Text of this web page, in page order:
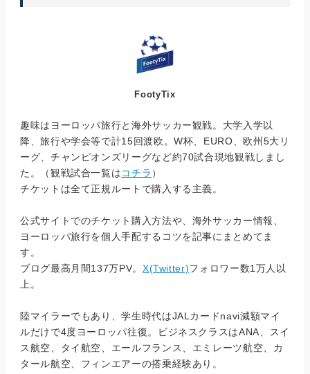
FootyTix
趣味はヨーロッパ旅行と海外サッカー観戦。大学入学以
降、旅行や学会等で計15回渡欧。W杯、EURO、欧州5大リ
ーグ、チャンピオンズリーグなど約70試合現地観戦しまし
た。（観戦試合一覧はコチラ ）
チケットは全て正規ルートで購入する主義。
公式サイトでのチケット購入方法や、海外サッカー情報、
ヨーロッパ旅行を個人手配するコツを記事にまとめてま
す。
ブログ最高月間137万PV。 X(Twitter)フォロワー数1万人以
上。
陸マイラーでもあり、学生時代はJALカードnavi減額マイ
ルだけで4度ヨーロッパ往復。ビジネスクラスはANA、スイ
ス航空、タイ航空、エールフランス、エミレーツ航空、カ
タール航空、フィンエアーの搭乗経験あり。